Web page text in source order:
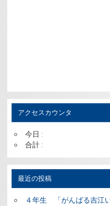
アクセスカウンタ
今日 :
合計 :
最近の投稿
４年生 「がんばる吉江